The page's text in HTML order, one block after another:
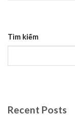
Tìm kiếm
Recent Posts